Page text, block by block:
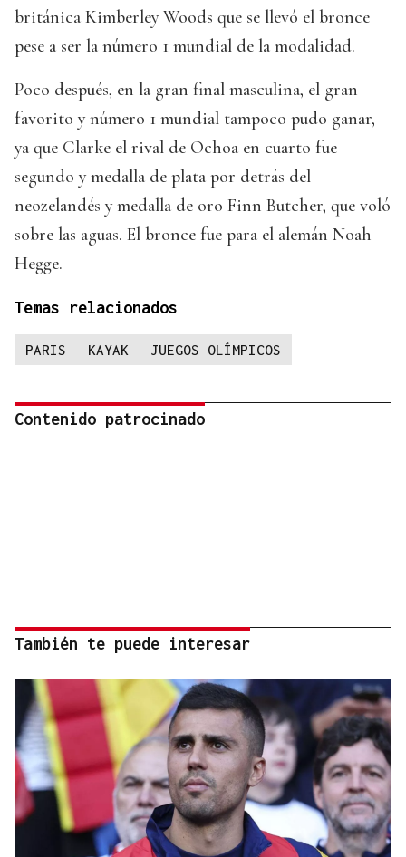
británica Kimberley Woods que se llevó el bronce
pese a ser la número 1 mundial de la modalidad.
Poco después, en la gran final masculina, el gran
favorito y número 1 mundial tampoco pudo ganar,
ya que Clarke el rival de Ochoa en cuarto fue
segundo y medalla de plata por detrás del
neozelandés y medalla de oro Finn Butcher, que voló
sobre las aguas. El bronce fue para el alemán Noah
Hegge.
Temas relacionados
PARIS KAYAK JUEGOS OLÍMPICOS
Contenido patrocinado
También te puede interesar